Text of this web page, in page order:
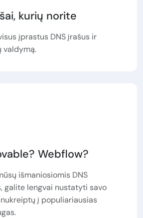
kurių norite
įprastus DNS įrašus ir
valdymą.
Webflow?
išmaniosiomis DNS
galite lengvai nustatyti savo
į populiariausias